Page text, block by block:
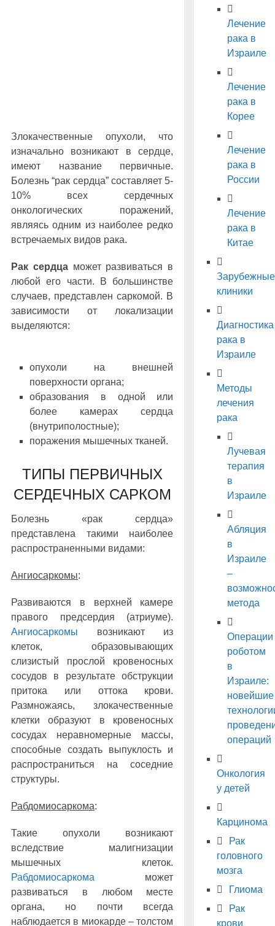
Злокачественные опухоли, что
изначально возникают в сердце,
имеют название первичные.
Болезнь “рак сердца” составляет 5-
10% всех сердечных
онкологических поражений,
являясь одним из наиболее редко
встречаемых видов рака.
Рак сердцаможет развиваться в
любой его части. В большинстве
случаев, представлен саркомой. В
зависимости от локализации
выделяются:
опухоли на внешней
поверхности органа;
образования в одной или
более камерах сердца
(внутриполостные);
поражения мышечных тканей.
ТИПЫ ПЕРВИЧНЫХ
СЕРДЕЧНЫХ САРКОМ
Болезнь «рак сердца»
представлена такими наиболее
распространенными видами:
Ангиосаркомы:
Развиваются в верхней камере
правого предсердия (атриуме).
Ангиосаркомы возникают из
клеток, образовывающих
слизистый прослой кровеносных
сосудов в результате обструкции
притока или оттока крови.
Размножаясь, злокачественные
клетки образуют в кровеносных
сосудах неравномерные массы,
способные создать выпуклость и
распространиться на соседние
структуры.
Рабдомиосаркома:
Такие опухоли возникают
вследствие малигнизации
мышечных клеток.
Рабдомиосаркомаможет
развиваться в любом месте
органа, но почти всегда
наблюдается в миокарде ‒ толстом
Лечение
рака в
Израиле
Лечение
рака в
Корее
Лечение
рака в
России
Лечение
рака в
Китае
Зарубежные
клиники
Диагностика
рака в
Израиле
Методы
лечения
рака
Лучевая
терапия
в
Израиле
Абляция
в
Израиле
–
метода
Операции
роботом
в
Израиле:
новейшие
операций
Онкология
у детей
Карцинома
Рак
головного
мозга
Глиома
Рак
крови